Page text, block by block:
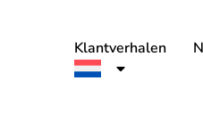
Klantverhalen